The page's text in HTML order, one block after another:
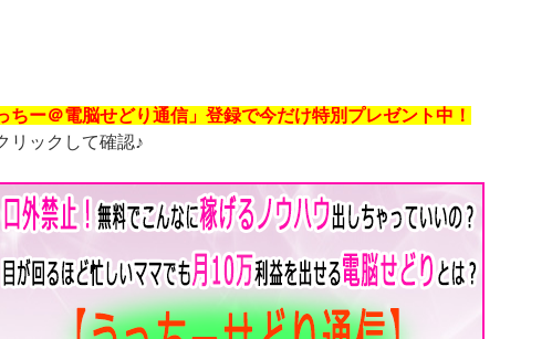
ちー＠電脳せどり通信」登録で今だけ特別プレゼント中！
リックして確認♪